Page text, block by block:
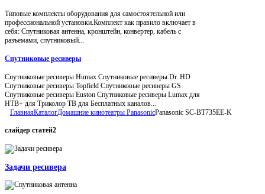
Типовые комплекты оборудования для самостоятельной или
профессиональной установки.Комплект как правило включает в
себя: Спутниковая антенна, кронштейн, конвертер, кабель с
разъемами, спутниковый...
Спутниковые ресиверы
Спутниковые ресиверы Humax Спутниковые ресиверы Dr. HD
Спутниковые ресиверы Topfield Спутниковые ресиверы GS
Спутниковые ресиверы Euston Спутниковые ресиверы Lumax для
НТВ+ для Триколор ТВ для Бесплатных каналов...
ГлавнаяКаталогДомашние кинотеатры PanasonicPanasonic SC-BT735EE-K
слайдер статей2
Задачи ресивера